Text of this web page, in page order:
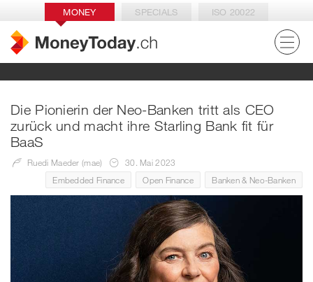
MONEY SPECIALS ISO 20022
Die Pionierin der Neo-Banken tritt als CEO
zurück und macht ihre Starling Bank fit für
BaaS
Ruedi Maeder (mae)
30. Mai 2023
Embedded Finance
Open Finance Banken & Neo-Banken